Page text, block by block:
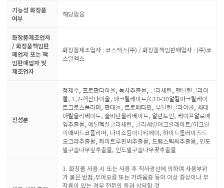
기능성 화장품
여부
해당없음
화장품제조업자
/ 화장품책임판
매업자 또는 책
임판매업자 및
제조업자
화장품제조업자 : 코스맥스(주) / 화장품책임판매업자 : (주)코
스알엑스
전성분
정제수, 프로판다이올, 녹차추출물, 글리세린, 펜틸렌글라이
콜, 1,2-헥산다이올, 아크릴레이트/C10-30알킬아크릴레이
트크로스폴리머, 판테놀, 트로메타민, 부틸렌글라이콜, 세테
아릴올리베이트, 솔비탄올리베이트, 알란토인, 케이프알로에
잎추출물, 에틸헥실글리세린, 글리세릴아크릴레이트/아크릴
릭애씨드코폴리머, 다이소듐이디티에이, 하이드롤라이즈드
오크라추출물, 화이트루핀씨추출물, 드럼스틱씨추출물, 인도
멀구슬나무잎추출물, 인도멀구슬나무꽃추출물
1. 화장품 사용 시 또는 사용 후 직사광선에 의하여 사용부위
가 붉은 반점,부어오름 또는 가려움증 등의 이상 증상이나 부
작용이 있는 경우 전문의 등과 상담할 것